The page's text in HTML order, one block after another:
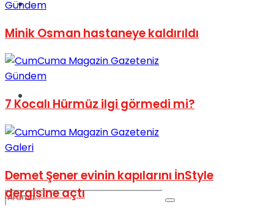
Spor
Podcast
Gündem
Minik Osman hastaneye kaldırıldı
Gündem
7 Kocalı Hürmüz ilgi görmedi mi?
Galeri
Demet Şener evinin kapılarını İnStyle
dergisine açtı